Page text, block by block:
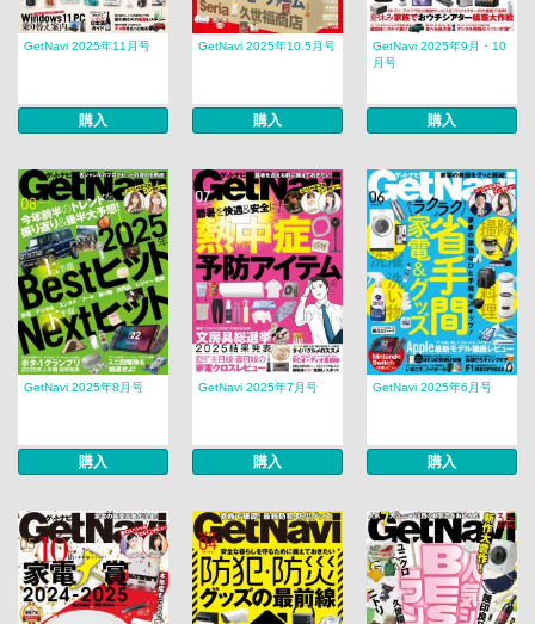
GetNavi 2025年11月号
購入
GetNavi 2025年10.5月号
購入
GetNavi 2025年9月・10
月号
購入
GetNavi 2025年8月号
購入
GetNavi 2025年7月号
購入
GetNavi 2025年6月号
購入